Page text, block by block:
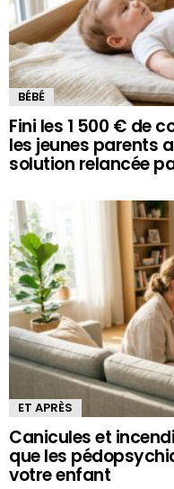
BÉBÉ
Fini les 1 500 € de
les jeunes parents
solution relancée
ET APRÈS
Canicules et
que les
votre enfant